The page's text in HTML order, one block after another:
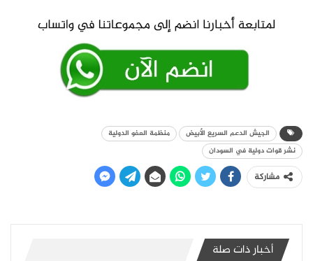
الجيش الدعم السريع الأبيض
منظمة العفو الدولية
نشر قوات دولية في السودان
مشاركة
أخبار ذات صلة